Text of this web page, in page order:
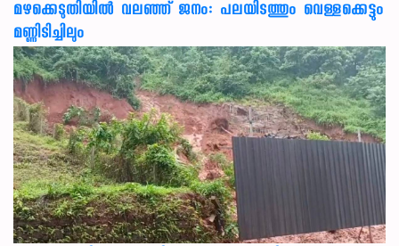
മഴക്കെടുതിയിൽ വലഞ്ഞ് ജനം: പലയിടത്തും വെള്ളക്കെട്ടും
മണ്ണിടിച്ചിലും